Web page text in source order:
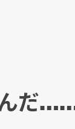
んだ